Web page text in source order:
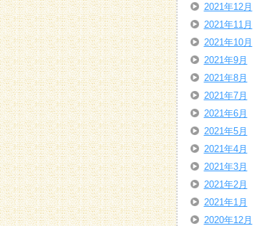
2021年12月
2021年11月
2021年10月
2021年9月
2021年8月
2021年7月
2021年6月
2021年5月
2021年4月
2021年3月
2021年2月
2021年1月
2020年12月